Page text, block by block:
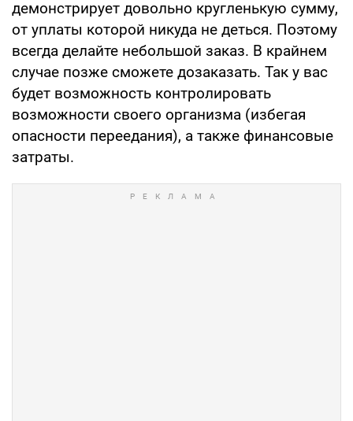
демонстрирует довольно кругленькую сумму,
от уплаты которой никуда не деться. Поэтому
всегда делайте небольшой заказ. В крайнем
случае позже сможете дозаказать. Так у вас
будет возможность контролировать
возможности своего организма (избегая
опасности переедания), а также финансовые
затраты.